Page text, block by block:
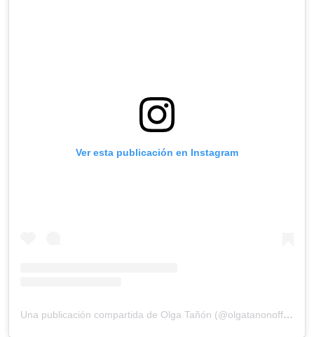
Ver esta publicación en Instagram
Una publicación compartida de Olga Tañón (@olgatanonofficial)